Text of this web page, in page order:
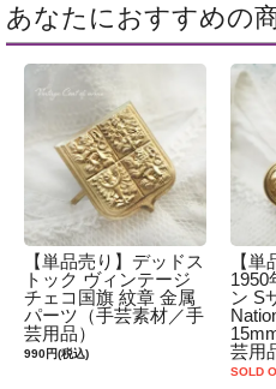
あなたにおすすめの
【単品売り】デッドス
トック ヴィンテージ
チェコ国旗 紋章 金属
パーツ（手芸素材／手
芸用品）
990円(税込)
【
1950
ン S
芸用
SOLD